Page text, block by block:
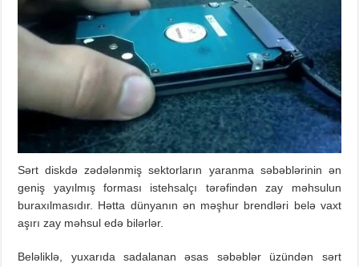
Sərt diskdə zədələnmiş sektorların yaranma səbəblərinin ən
geniş yayılmış forması istehsalçı tərəfindən zay məhsulun
buraxılmasıdır. Hətta dünyanın ən məşhur brendləri belə vaxt
aşırı zay məhsul edə bilərlər.
Beləliklə, yuxarıda sadalanan əsas səbəblər üzündən sərt